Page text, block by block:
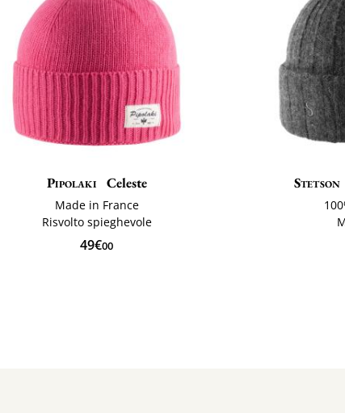
Pipolaki Celeste
Made in France
Risvolto spieghevole
49€00
Stetson